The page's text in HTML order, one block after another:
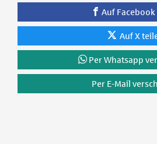
Auf
Auf X
Per Whatsapp
Per E-Mail